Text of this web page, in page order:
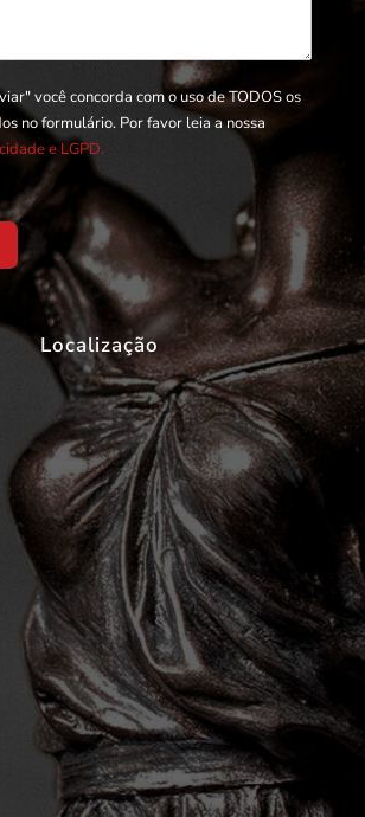
você concorda com o uso de TODOS os
no formulário. Por favor leia a nossa
e LGPD.
Localização